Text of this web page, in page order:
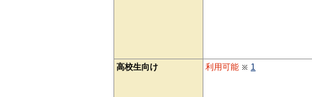
高校生向け 利用可能 1